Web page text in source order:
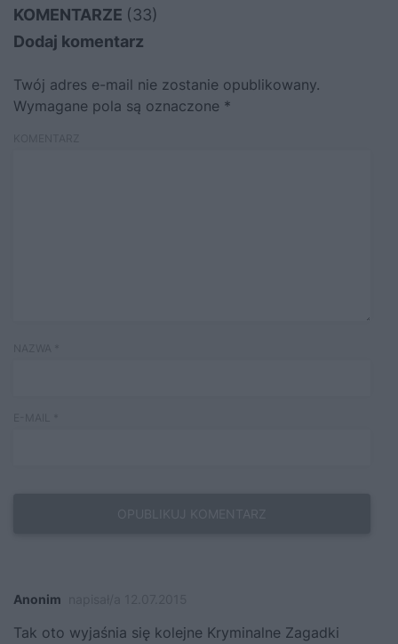
KOMENTARZE (33)
Dodaj komentarz
Twój adres e-mail nie zostanie opublikowany.
Wymagane pola są oznaczone *
Anonim
Tak oto wyjaśnia się kolejne Kryminalne Zagadki